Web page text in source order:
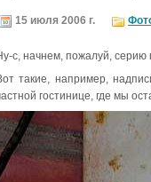
15 июля 2006 г.
с, начнем, пожалуй, серию
такие, например,
гостинице, где мы